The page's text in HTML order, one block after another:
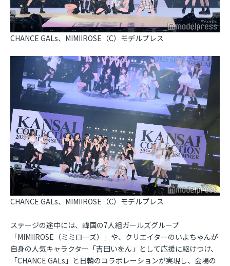
CHANCE GALs、MIMIIROSE（C）モデルプレス
CHANCE GALs、MIMIIROSE（C）モデルプレス
ステージの途中には、韓国の7人組ガールズグループ
「MIMIIROSE（ミミローズ）」や、クリエイターのいよちゃんが
自身の人気キャラクター「吉田いをん」として応援に駆けつけ、
「CHANCE GALs」と日韓のコラボレーションが実現し、会場の